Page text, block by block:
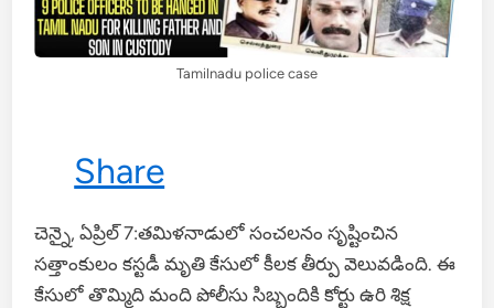
Tamilnadu police case
Share
చెన్నై, ఏప్రిల్ 7:తమిళనాడులో సంచలనం సృష్టించిన
సత్తాంకులం కస్టడీ మృతి కేసులో కీలక తీర్పు వెలువడింది. ఈ
కేసులో తొమ్మిది మంది పోలీసు సిబ్బందికి కోర్టు ఉరి శిక్ష